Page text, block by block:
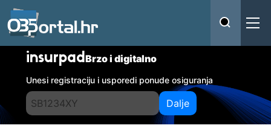
insurpadBrzo i digitalno
Unesi registraciju i usporedi ponude osiguranja
Dalje